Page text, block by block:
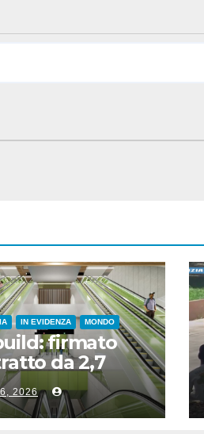
IN EVIDENZA MONDO
firmato
da 2,7
di euro per
di
2026